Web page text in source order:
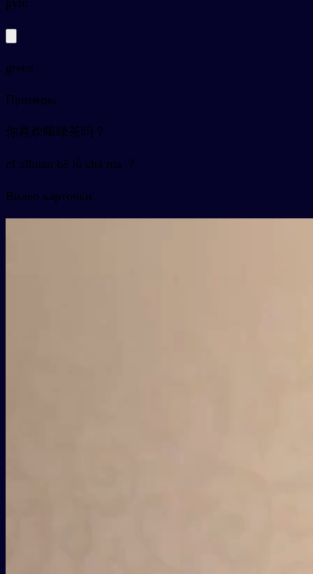
pylǜ
green
Примеры
你喜欢喝绿茶吗？
nǐ xǐhuan hē lǜ chá ma ？
Видео карточки